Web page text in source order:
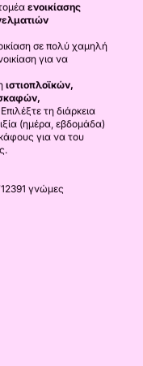
ενοικίασης
σε πολύ χαμηλή
για να
ιστιοπλοϊκών,
Επιλέξτε τη διάρκεια
(ημέρα, εβδομάδα)
για να του
γνώμες